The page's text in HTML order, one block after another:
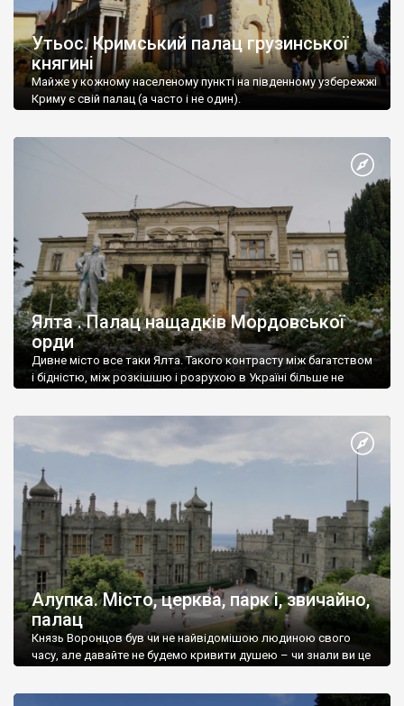
Утьос. Кримський палац грузинської
княгині
Майже у кожному населеному пункті на південному узбережжі
Криму є свій палац (а часто і не один).
Ялта . Палац нащадків Мордовської
орди
Дивне місто все таки Ялта. Такого контрасту між багатством
і бідністю, між розкішшю і розрухою в Україні більше не
Алупка. Місто, церква, парк і, звичайно,
палац
Князь Воронцов був чи не найвідомішою людиною свого
часу, але давайте не будемо кривити душею – чи знали ви це